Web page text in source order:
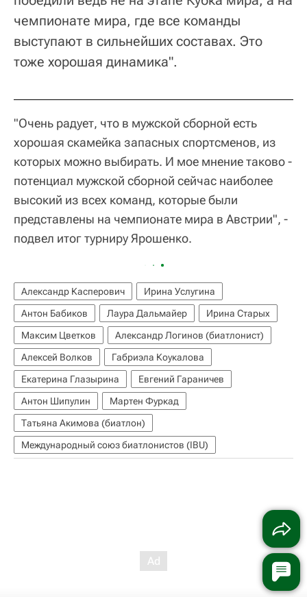
чемпионате мира, где все команды
выступают в сильнейших составах. Это
тоже хорошая динамика".
"Очень радует, что в мужской сборной есть
хорошая скамейка запасных спортсменов, из
которых можно выбирать. И мое мнение таково -
потенциал мужской сборной сейчас наиболее
высокий из всех команд, которые были
представлены на чемпионате мира в Австрии", -
подвел итог турниру Ярошенко.
Александр Касперович
Ирина Услугина
Антон Бабиков
Лаура Дальмайер
Ирина Старых
Максим Цветков
Александр Логинов (биатлонист)
Алексей Волков
Габриэла Коукалова
Екатерина Глазырина
Евгений Гараничев
Антон Шипулин
Мартен Фуркад
Татьяна Акимова (биатлон)
Международный союз биатлонистов (IBU)